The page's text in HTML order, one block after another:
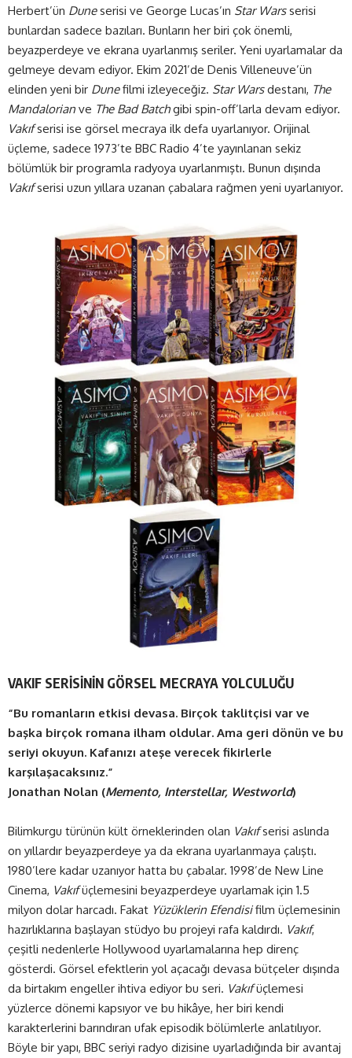
Herbert’ün Duneserisi ve George Lucas’ın Star Warsserisi
bunlardan sadece bazıları. Bunların her biri çok önemli,
beyazperdeye ve ekrana uyarlanmış seriler. Yeni uyarlamalar da
gelmeye devam ediyor. Ekim 2021’de Denis Villeneuve’ün
elinden yeni bir Dunefilmi izleyeceğiz. Star Warsdestanı, The
Mandalorian ve The Bad Batchgibi spin-off’larla devam ediyor.
Vakıfserisi ise görsel mecraya ilk defa uyarlanıyor. Orijinal
üçleme, sadece 1973’te BBC Radio 4’te yayınlanan sekiz
bölümlük bir programla radyoya uyarlanmıştı. Bunun dışında
Vakıfserisi uzun yıllara uzanan çabalara rağmen yeni uyarlanıyor.
VAKIF SERİSİNİN GÖRSEL MECRAYA YOLCULUĞU
“Bu romanların etkisi devasa. Birçok taklitçisi var ve
başka birçok romana ilham oldular. Ama geri dönün ve bu
seriyi okuyun. Kafanızı ateşe verecek fikirlerle
karşılaşacaksınız.”
Jonathan Nolan (Memento, Interstellar, Westworld)
Bilimkurgu türünün kült örneklerinden olan Vakıfserisi aslında
on yıllardır beyazperdeye ya da ekrana uyarlanmaya çalıştı.
1980’lere kadar uzanıyor hatta bu çabalar. 1998’de New Line
Cinema, Vakıfüçlemesini beyazperdeye uyarlamak için 1.5
milyon dolar harcadı. Fakat Yüzüklerin Efendisifilm üçlemesinin
hazırlıklarına başlayan stüdyo bu projeyi rafa kaldırdı. Vakıf,
çeşitli nedenlerle Hollywood uyarlamalarına hep direnç
gösterdi. Görsel efektlerin yol açacağı devasa bütçeler dışında
da birtakım engeller ihtiva ediyor bu seri. Vakıfüçlemesi
yüzlerce dönemi kapsıyor ve bu hikâye, her biri kendi
karakterlerini barındıran ufak episodik bölümlerle anlatılıyor.
Böyle bir yapı, BBC seriyi radyo dizisine uyarladığında bir avantaj